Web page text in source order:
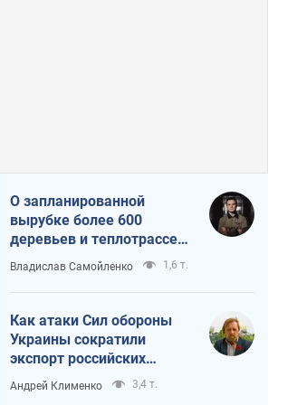
О запланированной
вырубке более 600
деревьев и теплотрассе:
что происходит на
Теремках в Киеве
Владислав Самойленко 1,6 т.
Как атаки Сил обороны
Украины сократили
экспорт российских
нефтепродуктов
Андрей Клименко 3,4 т.